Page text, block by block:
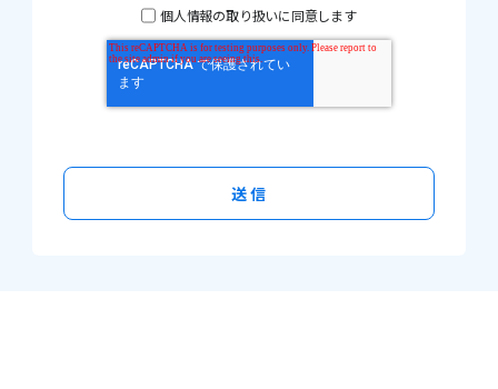
個人情報の取り扱いに同意します
送 信